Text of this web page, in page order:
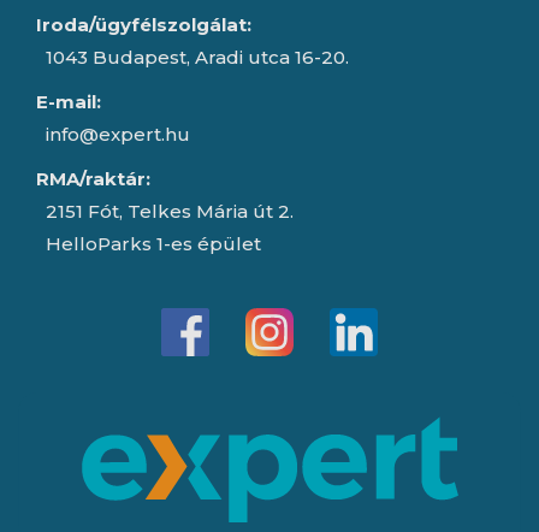
Iroda/ügyfélszolgálat:
1043 Budapest, Aradi utca 16-20.
E-mail:
info@expert.hu
RMA/raktár:
2151 Fót, Telkes Mária út 2.
HelloParks 1-es épület